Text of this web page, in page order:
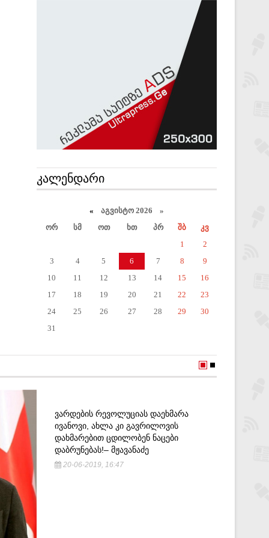
ᲙᲐᲚᲔᲜᲓᲐᲠᲘ
« აგვისტო 2026 »
ორ
სმ ოთ ხთ პრ შბ
კვ
1
2
3
4 5 6 7 8
9
10
11 12 13 14 15
16
17
18 19 20 21 22
23
24
25 26 27 28 29
30
31
ᲕᲐᲠᲓᲔᲑᲘᲡ ᲠᲔᲕᲝᲚᲣᲪᲘᲐᲡ ᲓᲐᲔᲮᲛᲐᲠᲐ
ᲘᲕᲐᲜᲝᲕᲘ, ᲐᲮᲚᲐ ᲙᲘ ᲒᲐᲕᲠᲘᲚᲝᲕᲘᲡ
ᲓᲐᲮᲛᲐᲠᲔᲑᲘᲗ ᲪᲓᲘᲚᲝᲑᲔᲜ ᲜᲐᲪᲔᲑᲘ
ᲓᲐᲑᲠᲣᲜᲔᲑᲐᲡ!– ᲛᲟᲐᲕᲐᲜᲐᲫᲔ
20-06-2019, 16:47